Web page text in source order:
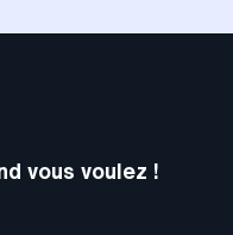
vous voulez !